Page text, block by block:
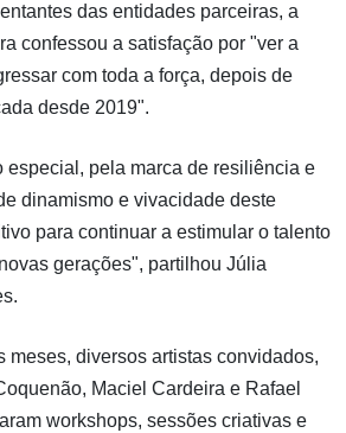
das entidades parceiras, a
confessou a satisfação por "ver a
com toda a força, depois de
desde 2019".
especial, pela marca de resiliência e
dinamismo e vivacidade deste
para continuar a estimular o talento
gerações", partilhou Júlia
meses, diversos artistas convidados,
Maciel Cardeira e Rafael
workshops, sessões criativas e